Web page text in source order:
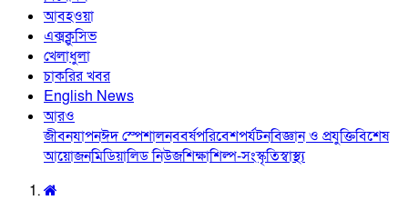
আবহওয়া
এক্সক্লুসিভ
খেলাধুলা
চাকরির খবর
English News
আরও
জীবনযাপনঈদ স্পেশালনববর্ষপরিবেশপর্যটনবিজ্ঞান ও প্রযুক্তিবিশেষ
আয়োজনমিডিয়ালিড নিউজশিক্ষাশিল্প-সংস্কৃতিস্বাস্থ্য